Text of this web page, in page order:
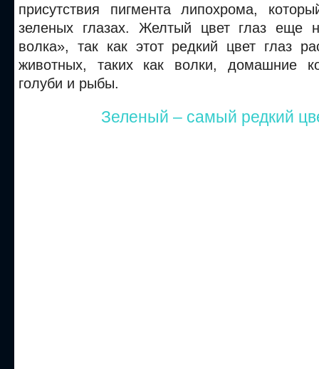
присутствия пигмента липохрома,
зеленых глазах. Желтый цвет глаз еще
волка», так как этот редкий цвет глаз
животных, таких как волки, домашние
голуби и рыбы.
Зеленый – самый редкий